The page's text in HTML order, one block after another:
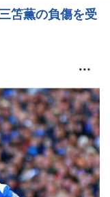
笘薫の負傷を受